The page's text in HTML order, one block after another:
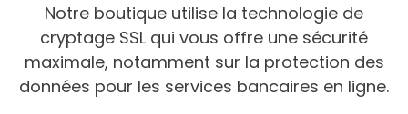
Notre boutique utilise la technologie de
cryptage SSL qui vous offre une sécurité
maximale, notamment sur la protection des
données pour les services bancaires en ligne.